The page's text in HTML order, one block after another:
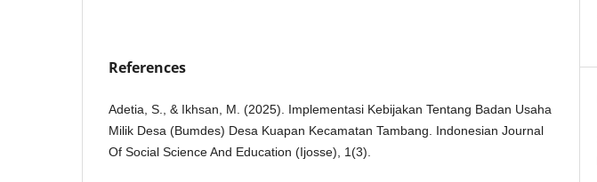
References
Adetia, S., & Ikhsan, M. (2025). Implementasi Kebijakan Tentang Badan Usaha
Milik Desa (Bumdes) Desa Kuapan Kecamatan Tambang. Indonesian Journal
Of Social Science And Education (Ijosse), 1(3).